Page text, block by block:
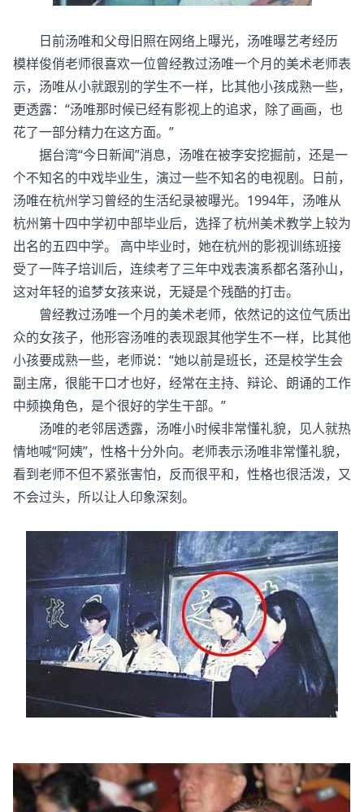
日前汤唯和父母旧照在网络上曝光，汤唯曝艺考经历
模样俊俏老师很喜欢一位曾经教过汤唯一个月的美术老师表
示，汤唯从小就跟别的学生不一样，比其他小孩成熟一些，
更透露：“汤唯那时候已经有影视上的追求，除了画画，也
花了一部分精力在这方面。”
据台湾“今日新闻”消息，汤唯在被李安挖掘前，还是一
个不知名的中戏毕业生，演过一些不知名的电视剧。日前，
汤唯在杭州学习曾经的生活纪录被曝光。1994年，汤唯从
杭州第十四中学初中部毕业后，选择了杭州美术教学上较为
出名的五四中学。 高中毕业时，她在杭州的影视训练班接
受了一阵子培训后，连续考了三年中戏表演系都名落孙山，
这对年轻的追梦女孩来说，无疑是个残酷的打击。
曾经教过汤唯一个月的美术老师，依然记的这位气质出
众的女孩子，他形容汤唯的表现跟其他学生不一样，比其他
小孩要成熟一些，老师说：“她以前是班长，还是校学生会
副主席，很能干口才也好，经常在主持、辩论、朗诵的工作
中频换角色，是个很好的学生干部。”
汤唯的老邻居透露，汤唯小时候非常懂礼貌，见人就热
情地喊“阿姨”，性格十分外向。老师表示汤唯非常懂礼貌，
看到老师不但不紧张害怕，反而很平和，性格也很活泼，又
不会过头，所以让人印象深刻。